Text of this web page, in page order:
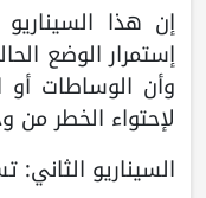
إن هذا
إستمرار الوضع
وأن الوساطات أو
لإحتواء الخطر
السيناريو الثاني: